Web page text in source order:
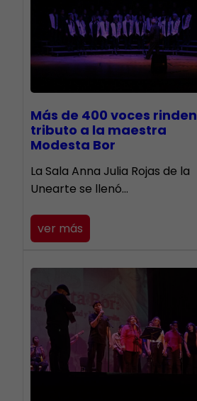
Más de 400 voces rinden
tributo a la maestra
Modesta Bor
​La Sala Anna Julia Rojas de la
Unearte se llenó…
ver más